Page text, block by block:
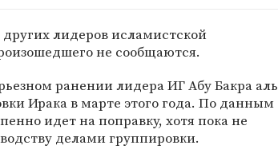
лидеров исламистской
не сообщаются.
ранении лидера ИГ Абу Бакра
Ирака в марте этого года. По данным
идет на поправку, хотя пока не
делами группировки.